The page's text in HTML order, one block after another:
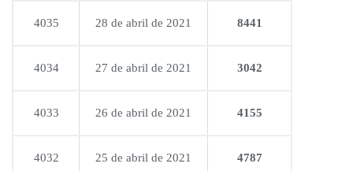
4035 28 de abril de 2021 8441
4034 27 de abril de 2021 3042
4033 26 de abril de 2021 4155
4032 25 de abril de 2021 4787